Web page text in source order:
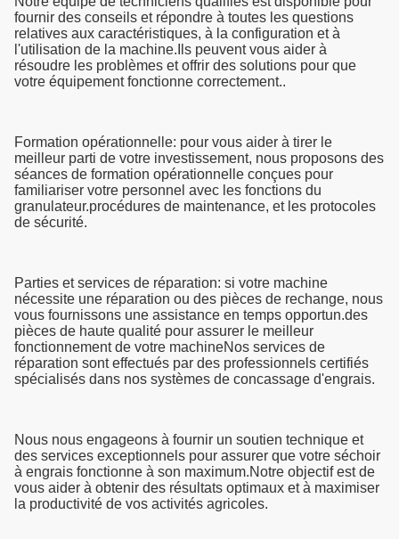
fournir des conseils et répondre à toutes les questions
relatives aux caractéristiques, à la configuration et à
l'utilisation de la machine.Ils peuvent vous aider à
résoudre les problèmes et offrir des solutions pour que
votre équipement fonctionne correctement..
Formation opérationnelle: pour vous aider à tirer le
meilleur parti de votre investissement, nous proposons des
séances de formation opérationnelle conçues pour
familiariser votre personnel avec les fonctions du
granulateur.procédures de maintenance, et les protocoles
de sécurité.
Parties et services de réparation: si votre machine
nécessite une réparation ou des pièces de rechange, nous
vous fournissons une assistance en temps opportun.des
pièces de haute qualité pour assurer le meilleur
fonctionnement de votre machineNos services de
réparation sont effectués par des professionnels certifiés
spécialisés dans nos systèmes de concassage d'engrais.
Nous nous engageons à fournir un soutien technique et
des services exceptionnels pour assurer que votre séchoir
à engrais fonctionne à son maximum.Notre objectif est de
vous aider à obtenir des résultats optimaux et à maximiser
la productivité de vos activités agricoles.